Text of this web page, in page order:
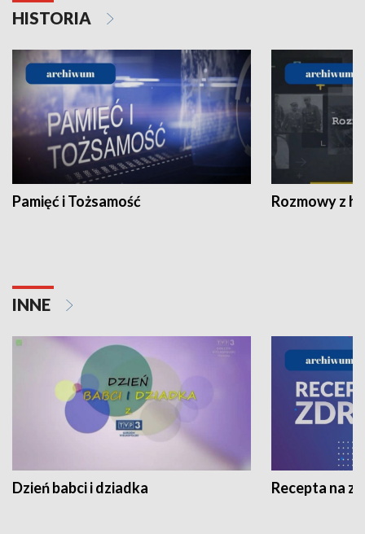
HISTORIA
Pamięć i Tożsamość Rozmowy z
INNE
Dzień babci i dziadka Recepta na